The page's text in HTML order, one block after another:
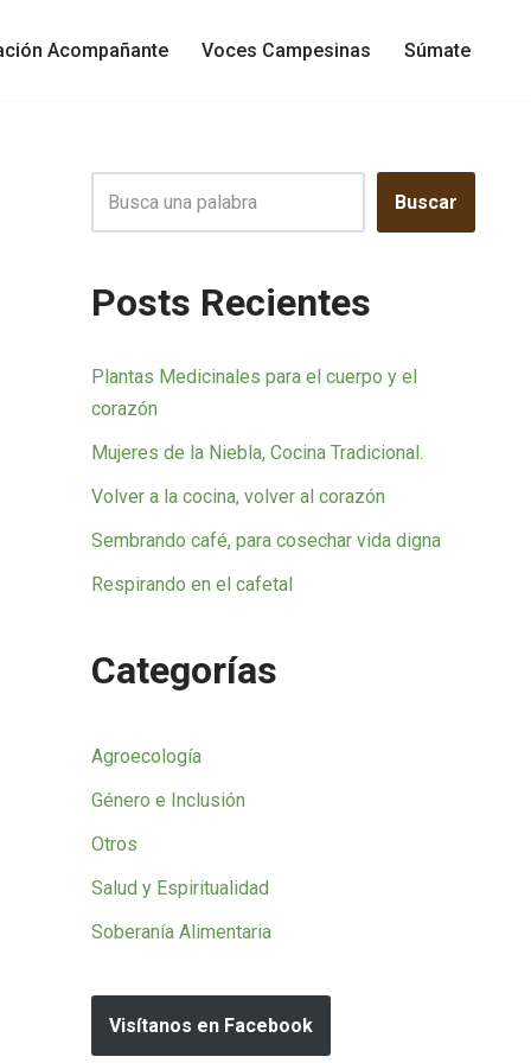
Acompañante Voces Campesinas Súmate
Buscar
Posts Recientes
Plantas Medicinales para el cuerpo y el
corazón
Mujeres de la Niebla, Cocina Tradicional.
Volver a la cocina, volver al corazón
Sembrando café, para cosechar vida digna
Respirando en el cafetal
Categorías
Agroecología
Género e Inclusión
Otros
Salud y Espiritualidad
Soberanía Alimentaria
Visítanos en Facebook